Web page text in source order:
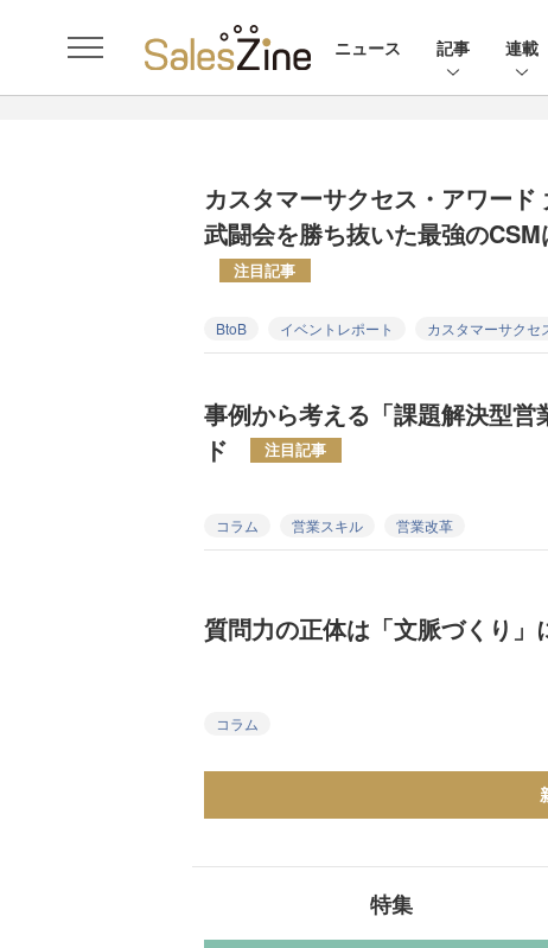
ニュース 記事 連載
カスタマーサクセス・アワード
武闘会を勝ち抜いた最強の
注目記事
BtoB イベントレポート カスタマーサクセ
事例から考える「課題解決型営
ド
注目記事
コラム 営業スキル 営業改革
質問力の正体は「文脈づくり」
コラム
特集